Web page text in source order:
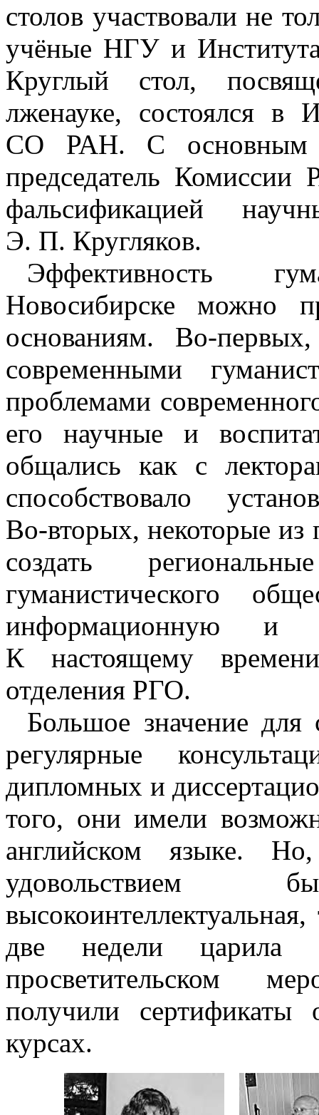
столов участвовали не
учёные НГУ и
Круглый стол,
лженауке, состоялся в
СО РАН. С основным
председатель
фальсификацией
Э. П. Кругляков.
Эффективность
Новосибирске можно
основаниям. Во-первых,
современными
проблемами
его научные и
общались как с
способствовало
Во-вторых, некоторые из
создать
гуманистического
информационную и
К настоящему
отделения РГО.
Большое значение для
регулярные
дипломных и
того, они имели
английском языке.
две недели
просветительском
получили
курсах.